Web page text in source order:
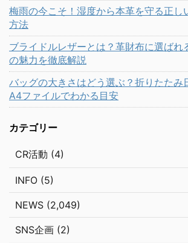
梅雨の今こそ！湿度から本革を守る正し
方法
ブライドルレザーとは？革財布に選ばれ
の魅力を徹底解説
バッグの大きさはどう選ぶ？折りたたみ
A4ファイルでわかる目安
カテゴリー
CR活動 (4)
INFO (5)
NEWS (2,049)
SNS企画 (2)